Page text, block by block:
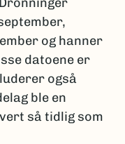
og hanner
datoene er
også
ble en
så tidlig som